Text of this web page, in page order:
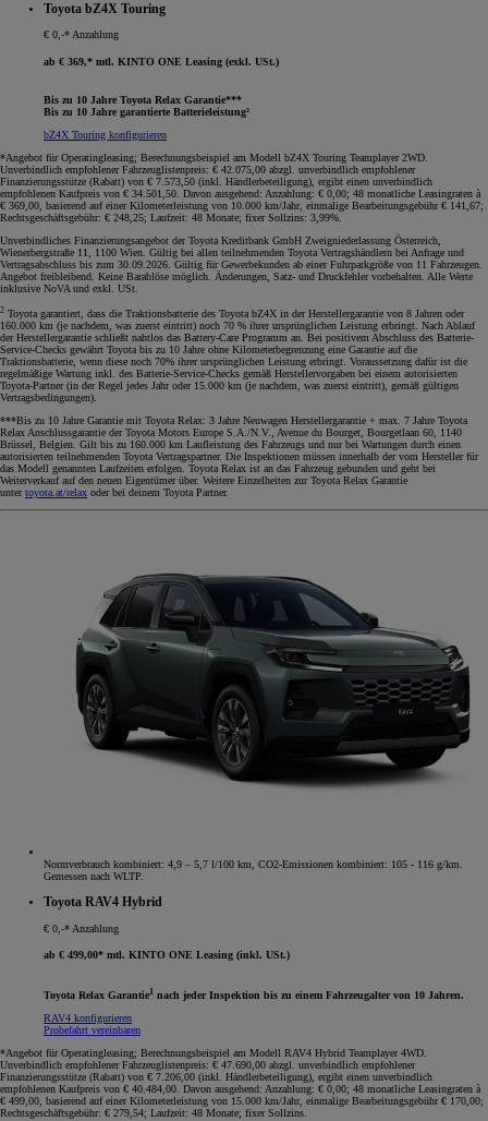
Toyota bZ4X Touring
€ 0,-* Anzahlung
ab € 369,* mtl. KINTO ONE Leasing (exkl. USt.)
Bis zu 10 Jahre Toyota Relax Garantie***
Bis zu 10 Jahre garantierte Batterieleistung²
bZ4X Touring konfigurieren
*Angebot für Operatingleasing; Berechnungsbeispiel am Modell bZ4X Touring Teamplayer 2WD.
Unverbindlich empfohlener Fahrzeuglistenpreis: € 42.075,00 abzgl. unverbindlich empfohlener
Finanzierungsstütze (Rabatt) von € 7.573,50 (inkl. Händlerbeteiligung), ergibt einen unverbindlich
empfohlenen Kaufpreis von € 34.501,50. Davon ausgehend: Anzahlung: € 0,00; 48 monatliche Leasingraten à
€ 369,00, basierend auf einer Kilometerleistung von 10.000 km/Jahr, einmalige Bearbeitungsgebühr € 141,67;
Rechtsgeschäftsgebühr: € 248,25; Laufzeit: 48 Monate; fixer Sollzins: 3,99%.
Unverbindliches Finanzierungsangebot der Toyota Kreditbank GmbH Zweigniederlassung Österreich,
Wienerbergstraße 11, 1100 Wien. Gültig bei allen teilnehmenden Toyota Vertragshändlern bei Anfrage und
Vertragsabschluss bis zum 30.09.2026. Gültig für Gewerbekunden ab einer Fuhrparkgröße von 11 Fahrzeugen.
Angebot freibleibend. Keine Barablöse möglich. Änderungen, Satz- und Druckfehler vorbehalten. Alle Werte
inklusive NoVA und exkl. USt.
2 Toyota garantiert, dass die Traktionsbatterie des Toyota bZ4X in der Herstellergarantie von 8 Jahren oder
160.000 km (je nachdem, was zuerst eintritt) noch 70 % ihrer ursprünglichen Leistung erbringt. Nach Ablauf
der Herstellergarantie schließt nahtlos das Battery-Care Programm an. Bei positivem Abschluss des Batterie-
Service-Checks gewährt Toyota bis zu 10 Jahre ohne Kilometerbegrenzung eine Garantie auf die
Traktionsbatterie, wenn diese noch 70% ihrer ursprünglichen Leistung erbringt. Voraussetzung dafür ist die
regelmäßige Wartung inkl. des Batterie-Service-Checks gemäß Herstellervorgaben bei einem autorisierten
Toyota-Partner (in der Regel jedes Jahr oder 15.000 km (je nachdem, was zuerst eintritt), gemäß gültigen
Vertragsbedingungen).
***Bis zu 10 Jahre Garantie mit Toyota Relax: 3 Jahre Neuwagen Herstellergarantie + max. 7 Jahre Toyota
Relax Anschlussgarantie der Toyota Motors Europe S.A./N.V., Avenue du Bourget, Bourgetlaan 60, 1140
Brüssel, Belgien. Gilt bis zu 160.000 km Laufleistung des Fahrzeugs und nur bei Wartungen durch einen
autorisierten teilnehmenden Toyota Vertragspartner. Die Inspektionen müssen innerhalb der vom Hersteller für
das Modell genannten Laufzeiten erfolgen. Toyota Relax ist an das Fahrzeug gebunden und geht bei
Weiterverkauf auf den neuen Eigentümer über. Weitere Einzelheiten zur Toyota Relax Garantie
untertoyota.at/relax oder bei deinem Toyota Partner.
Normverbrauch kombiniert: 4,9 – 5,7 l/100 km, CO2-Emissionen kombiniert: 105 - 116 g/km.
Gemessen nach WLTP.
Toyota RAV4 Hybrid
€ 0,-* Anzahlung
ab € 499,00* mtl. KINTO ONE Leasing (inkl. USt.)
Toyota Relax Garantie1 nach jeder Inspektion bis zu einem Fahrzeugalter von 10 Jahren.
RAV4 konfigurieren
Probefahrt vereinbaren
*Angebot für Operatingleasing; Berechnungsbeispiel am Modell RAV4 Hybrid Teamplayer 4WD.
Unverbindlich empfohlener Fahrzeuglistenpreis: € 47.690,00 abzgl. unverbindlich empfohlener
Finanzierungsstütze (Rabatt) von € 7.206,00 (inkl. Händlerbeteiligung), ergibt einen unverbindlich
empfohlenen Kaufpreis von € 40.484,00. Davon ausgehend: Anzahlung: € 0,00; 48 monatliche Leasingraten à
€ 499,00, basierend auf einer Kilometerleistung von 15.000 km/Jahr, einmalige Bearbeitungsgebühr € 170,00;
Rechtsgeschäftsgebühr: € 279,54; Laufzeit: 48 Monate; fixer Sollzins.